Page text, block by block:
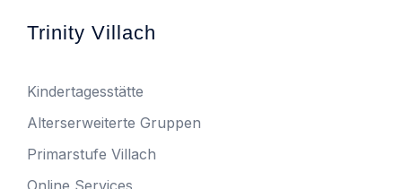
Trinity Villach
Kindertagesstätte
Alterserweiterte Gruppen
Primarstufe Villach
Online Services